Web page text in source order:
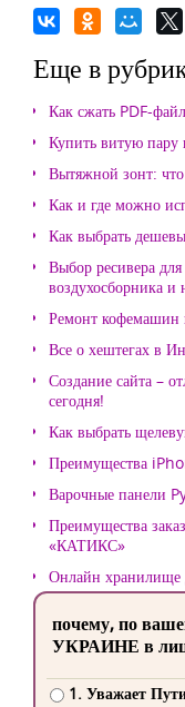
Еще в
Как сжать PDF-
Купить витую пару
Вытяжной зонт: что
Как и где можно
Как выбрать
Выбор ресивера
воздухосборника и
Ремонт кофемашин
Все о хештегах в
Создание сайта –
сегодня!
Как выбрать
Преимущества
Варочные панели
Преимущества
«КАТИКС»
Онлайн хранилище
почему, по
УКРАИНЕ в
1. Уважает